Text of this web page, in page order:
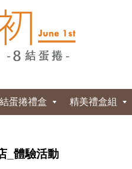
蛋捲禮盒 精美禮盒組
_體驗活動